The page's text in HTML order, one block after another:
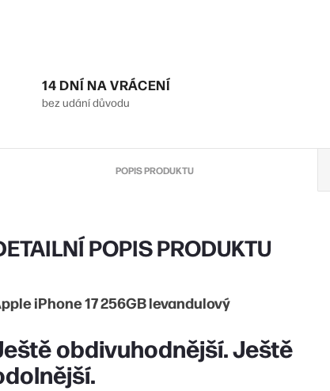
14 DNÍ NA VRÁCENÍ
bez udání důvodu
POPIS PRODUKTU
POPIS PRODUKTU
iPhone 17 256GB levandulový
obdivuhodnější. Ještě